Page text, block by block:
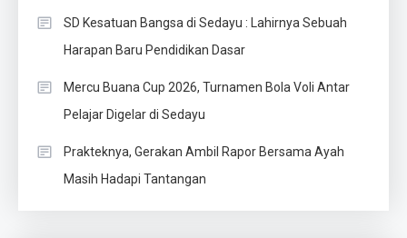
SD Kesatuan Bangsa di Sedayu : Lahirnya Sebuah
Harapan Baru Pendidikan Dasar
Mercu Buana Cup 2026, Turnamen Bola Voli Antar
Pelajar Digelar di Sedayu
Prakteknya, Gerakan Ambil Rapor Bersama Ayah
Masih Hadapi Tantangan